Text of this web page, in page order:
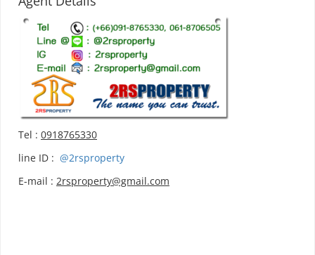
Tel : 0918765330
line ID : @2rsproperty
E-mail : 2rsproperty@gmail.com